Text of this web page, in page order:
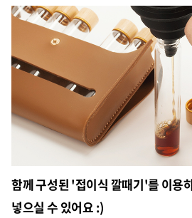
함께 구성된 '접이식 깔때기'를 이용
넣으실 수 있어요 :)